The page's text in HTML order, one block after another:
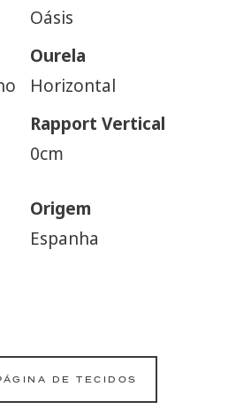
Oásis
Ourela
Horizontal
Rapport Vertical
0cm
Origem
Espanha
DE TECIDOS